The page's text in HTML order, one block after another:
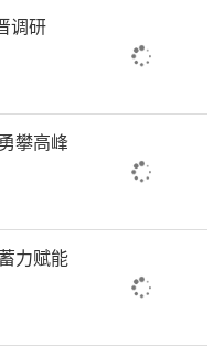
调研
攀高峰
力赋能